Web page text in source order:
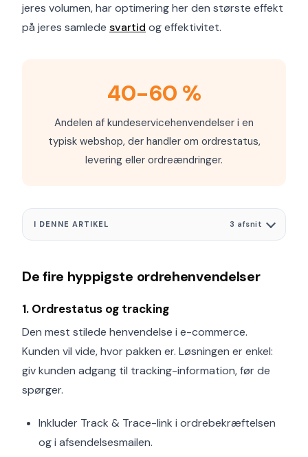
jeres volumen, har optimering her den største effekt
på jeres samlede svartid og effektivitet.
40-60 %
Andelen af kundeservicehenvendelser i en
typisk webshop, der handler om ordrestatus,
levering eller ordreændringer.
I DENNE ARTIKEL 3 afsnit
De fire hyppigste ordrehenvendelser
1. Ordrestatus og tracking
Den mest stilede henvendelse i e-commerce.
Kunden vil vide, hvor pakken er. Løsningen er enkel:
giv kunden adgang til tracking-information, før de
spørger.
Inkluder Track & Trace-link i ordrebekræftelsen
og i afsendelsesmailen.